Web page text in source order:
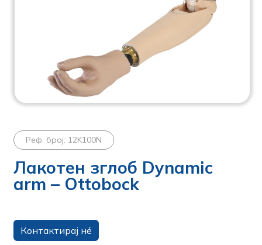
Реф. број: 12K100N
Лакотен зглоб Dynamic
arm – Ottobock
Контактирај нé